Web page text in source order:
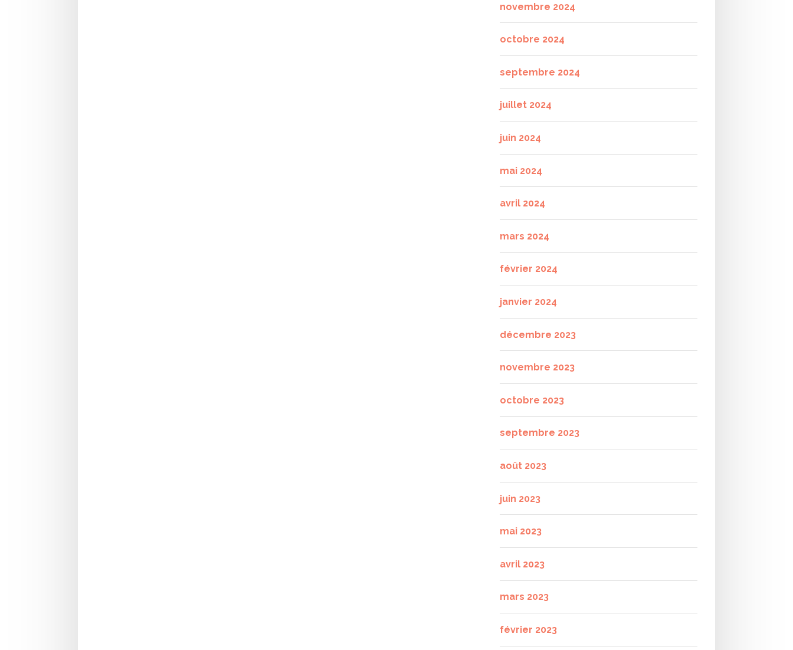
novembre 2024
octobre 2024
septembre 2024
juillet 2024
juin 2024
mai 2024
avril 2024
mars 2024
février 2024
janvier 2024
décembre 2023
novembre 2023
octobre 2023
septembre 2023
août 2023
juin 2023
mai 2023
avril 2023
mars 2023
février 2023